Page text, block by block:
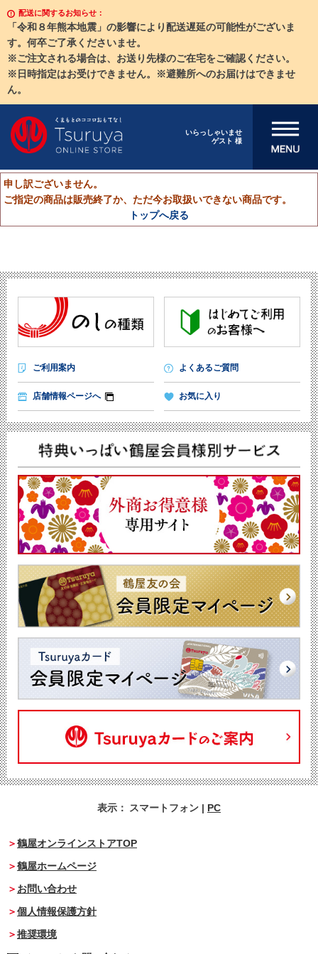
配送に関するお知らせ：
「令和８年熊本地震」の影響により配送遅延の可能性がございま
す。何卒ご了承くださいませ。
※ご注文される場合は、お送り先様のご在宅をご確認ください。
※日時指定はお受けできません。※避難所へのお届けはできませ
ん。
いらっしゃいませ
ゲスト 様
メニューを開
申し訳ございません。
ご指定の商品は販売終了か、ただ今お取扱いできない商品です。
トップへ戻る
ご利用案内 よくあるご質問
店舗情報ページへ お気に入り
表示： スマートフォン | PC
鶴屋オンラインストアTOP
鶴屋ホームページ
お問い合わせ
個人情報保護方針
推奨環境